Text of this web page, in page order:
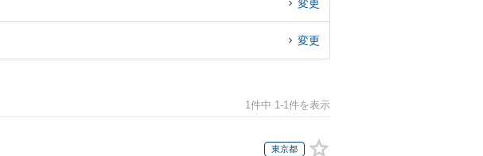
変更
変更
1件中 1-1件を表示
東京都